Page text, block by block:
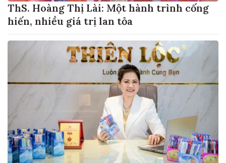
ThS. Hoàng Thị Lài: Một hành trình cống
hiến, nhiều giá trị lan tỏa